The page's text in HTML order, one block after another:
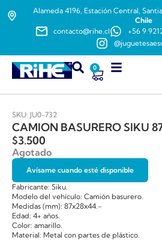
Alameda 4196, Estación Central,
Chile
contacto@rihe.cl
+56 9
0
SKU: JU0-732
CAMION BASURERO SIKU
$3.500
Agotado
Avísame cuando esté disponible
Fabricante: Siku.
Modelo del vehículo: Camión basurero.
Medidas (mm): 87x28x44.-
Edad: 4+ años.
Color: amarillo.
Material: Metal con partes de plástico.